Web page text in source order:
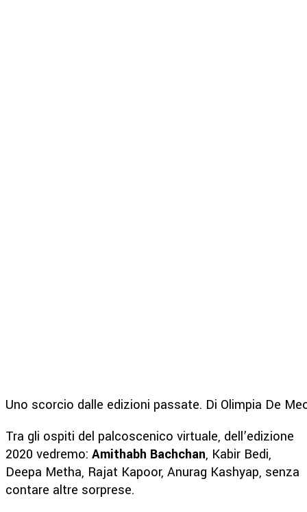
Uno scorcio dalle edizioni passate. Di Olimpia De
Tra gli ospiti del palcoscenico virtuale, dell’edizione
2020 vedremo: Amithabh Bachchan, Kabir Bedi,
Deepa Metha, Rajat Kapoor, Anurag Kashyap, senza
contare altre sorprese.